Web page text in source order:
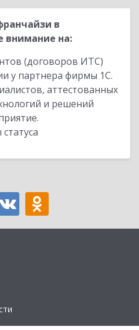
в
внимание на:
(договоров ИТС)
у партнера фирмы 1С.
аттестованных
и решений